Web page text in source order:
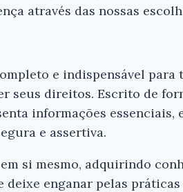
através das nossas
e indispensável para
seus direitos. Escrito de
informações essenciais,
e assertiva.
si mesmo, adquirindo
enganar pelas